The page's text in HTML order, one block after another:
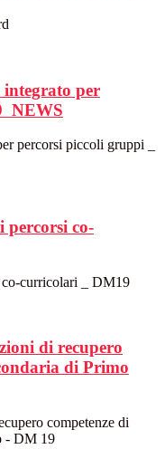
per
NEWS
percorsi piccoli gruppi _
percorsi co-
co-curricolari _ DM19
di recupero
di Primo
competenze di
- DM 19